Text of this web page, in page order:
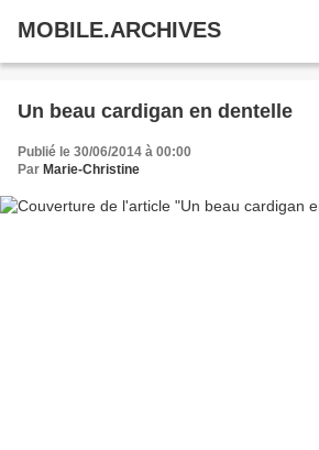
MOBILE.ARCHIVES
Un beau cardigan en dentelle
Publié le 30/06/2014 à 00:00
Par Marie-Christine